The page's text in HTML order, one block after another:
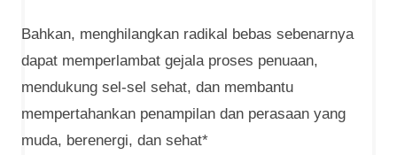
Bahkan, menghilangkan radikal bebas sebenarnya
dapat memperlambat gejala proses penuaan,
mendukung sel-sel sehat, dan membantu
mempertahankan penampilan dan perasaan yang
muda, berenergi, dan sehat*